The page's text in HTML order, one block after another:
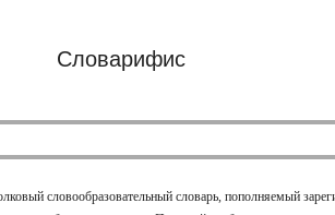
Словарифис
словообразовательный словарь, пополняемый